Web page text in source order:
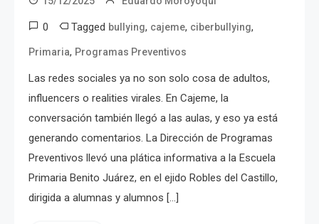
0 Tagged bullying, cajeme, ciberbullying,
Primaria, Programas Preventivos
Las redes sociales ya no son solo cosa de adultos,
influencers o realities virales. En Cajeme, la
conversación también llegó a las aulas, y eso ya está
generando comentarios. La Dirección de Programas
Preventivos llevó una plática informativa a la Escuela
Primaria Benito Juárez, en el ejido Robles del Castillo,
dirigida a alumnas y alumnos […]